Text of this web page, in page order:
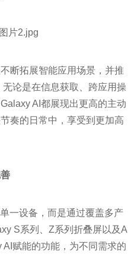
断拓展智能应用场景，并推
论是在信息获取、跨应用操
AI都展现出更高的主动
奏的日常中，享受到更加高
一设备，而是通过覆盖多产
S系列、Z系列折叠屏以及A
赋能的功能，为不同需求的